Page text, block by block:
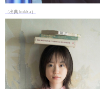
（出典 kukka）